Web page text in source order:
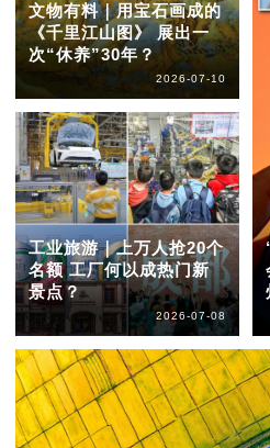
文物有料｜用宝石画成的
《千里江山图》 展出一
次“休养”30年？
2026-07-10
工业旅游｜上万人抢20个
名额 工厂何以成热门新
景点？
2026-07-08